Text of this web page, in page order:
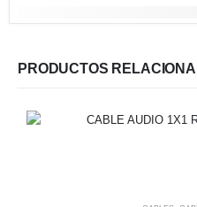
PRODUCTOS